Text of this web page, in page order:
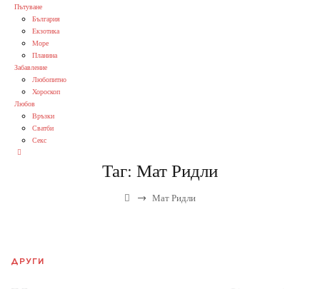
Пътуване
България
Екзотика
Море
Планина
Забавление
Любопитно
Хороскоп
Любов
Връзки
Сватби
Секс
Таг: Мат Ридли
→ Мат Ридли
ДРУГИ